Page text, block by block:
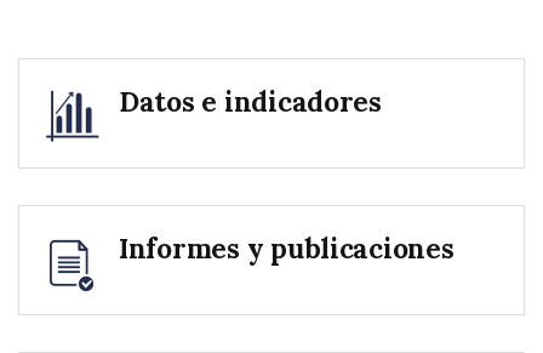
Datos e indicadores
Informes y publicaciones